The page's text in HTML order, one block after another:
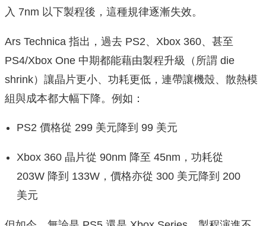
入 7nm 以下製程後，這種規律逐漸失效。
Ars Technica 指出，過去 PS2、Xbox 360、甚至
PS4/Xbox One 中期都能藉由製程升級（所謂 die
shrink）讓晶片更小、功耗更低，連帶讓機殼、散熱模
組與成本都大幅下降。例如：
PS2 價格從 299 美元降到 99 美元
Xbox 360 晶片從 90nm 降至 45nm，功耗從
203W 降到 133W，價格亦從 300 美元降到 200
美元